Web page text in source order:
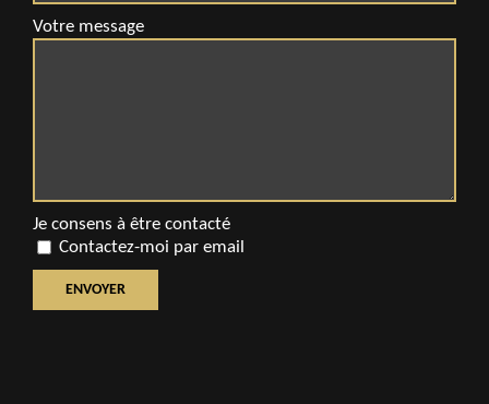
Votre message
Je consens à être contacté
Contactez-moi par email